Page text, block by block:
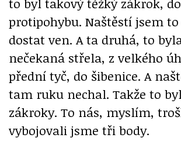
protipohybu. Naštěstí jsem
dostat ven. A ta druhá, to
nečekaná střela, z velkého
přední tyč, do šibenice. A
tam ruku nechal. Takže to
zákroky. To nás, myslím,
vybojovali jsme tři body.